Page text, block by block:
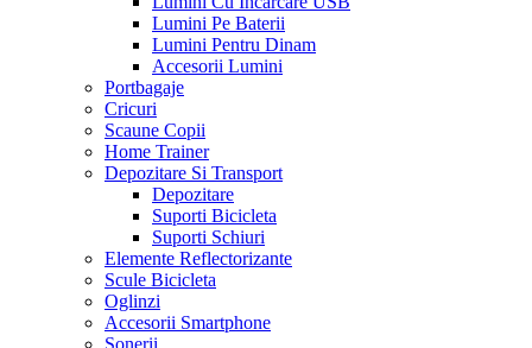
Lumini Pe Baterii
Lumini Pentru Dinam
Accesorii Lumini
Portbagaje
Cricuri
Scaune Copii
Home Trainer
Depozitare Si Transport
Depozitare
Suporti Bicicleta
Suporti Schiuri
Elemente Reflectorizante
Scule Bicicleta
Oglinzi
Accesorii Smartphone